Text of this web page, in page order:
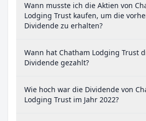
Wann musste ich die Aktien von
Lodging Trust kaufen, um die
Dividende zu erhalten?
Wann hat Chatham Lodging Trust
Dividende gezahlt?
Wie hoch war die Dividende von
Lodging Trust im Jahr 2022?